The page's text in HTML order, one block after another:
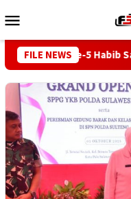
ke
Mobile
FILE NEWS
Haul ke-5 Habib